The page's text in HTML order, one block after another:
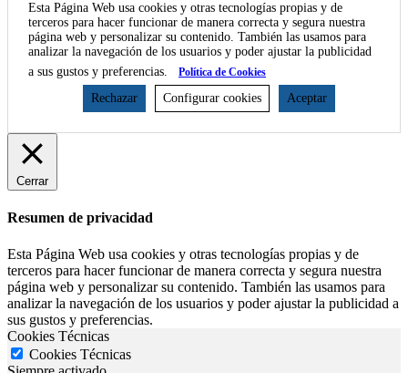
Esta Página Web usa cookies y otras tecnologías propias y de
terceros para hacer funcionar de manera correcta y segura nuestra
página web y personalizar su contenido. También las usamos para
analizar la navegación de los usuarios y poder ajustar la publicidad
a sus gustos y preferencias.
Política de Cookies
Rechazar Configurar cookies Aceptar
Cerrar
Resumen de privacidad
Esta Página Web usa cookies y otras tecnologías propias y de
terceros para hacer funcionar de manera correcta y segura nuestra
página web y personalizar su contenido. También las usamos para
analizar la navegación de los usuarios y poder ajustar la publicidad a
sus gustos y preferencias.
Cookies Técnicas
Cookies Técnicas